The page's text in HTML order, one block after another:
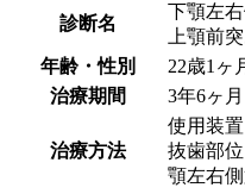
診断名
下顎左
上顎前
年齢・性別
22歳1ヶ
治療期間
3年6ヶ月
治療方法
使用装
抜歯部
顎左右